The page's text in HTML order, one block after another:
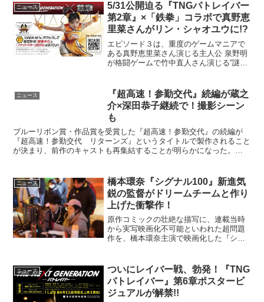
ニュース
5/31公開迫る『TNGパトレイバー
第2章』×「鉄拳」コラボで真野恵
里菜さんがリン・シャオユウに!?
エピソード３は、重度のゲームマニアで
ある真野恵里菜さん演じる主人公 泉野明
が格闘ゲームで竹中直人さん演じる“謎の
ジが対決する格闘ゲームとして、なん
と！劇中でアーケー...
ニュース
『超高速！参勤交代』続編が蔵之
介×深田恭子継続で！撮影シーン
も
ブルーリボン賞・作品賞を受賞した『超高速！参勤交代』の続編が
『超高速！参勤交代 リターンズ』というタイトルで製作されること
が決まり、前作のキャストも再集結することが明らかになった。
ニュース
橋本環奈『シグナル100』新進気
鋭の監督がドリームチームと作り
上げた衝撃作！
原作コミックの壮絶な描写に、連載当時
から実写映画化不可能といわれた超問題
作を、橋本環奈主演で映画化した『シグ
彷彿？！新進気鋭の監督がドリームチー
ムで新たな衝撃...
ニュース
ついにレイバー戦、勃発！『TNG
パトレイバー』第6章ポスタービ
ジュアルが解禁!!